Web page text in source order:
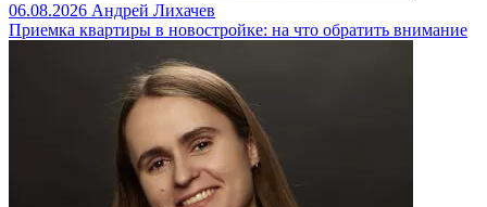
06.08.2026 Андрей Лихачев
Приемка квартиры в новостройке: на что обратить внимание